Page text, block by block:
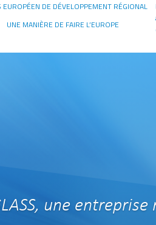
EUROPÉEN DE DÉVELOPPEMENT RÉGIONAL
UNE MANIÈRE DE FAIRE L’EUROPE
une